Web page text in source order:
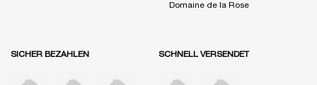
Domaine de la Rose
SICHER BEZAHLEN SCHNELL VERSENDET